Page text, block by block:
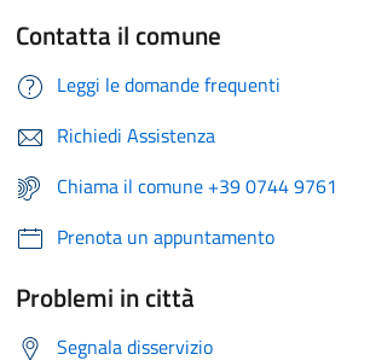
Contatta il comune
Leggi le domande frequenti
Richiedi Assistenza
Chiama il comune +39 0744 9761
Prenota un appuntamento
Problemi in città
Segnala disservizio